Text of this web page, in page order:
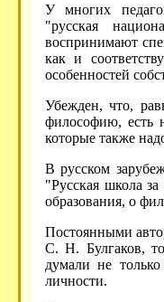
У многих
"русская
воспринимают
как и
особенностей
Убежден, что,
философию, есть
которые также
В русском
"Русская школа
образования, о
Постоянными
С. Н. Булгаков,
думали не
личности.